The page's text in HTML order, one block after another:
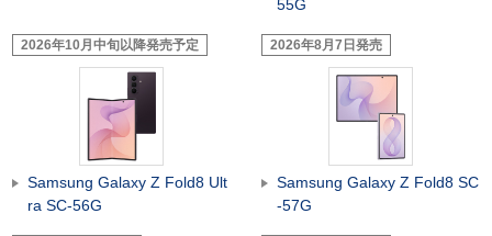
2026年10月中旬以降発売予定
55G
2026年8月7日発売
Samsung Galaxy Z Fold8 Ult
ra SC-56G
Samsung Galaxy Z Fold8 SC
-57G